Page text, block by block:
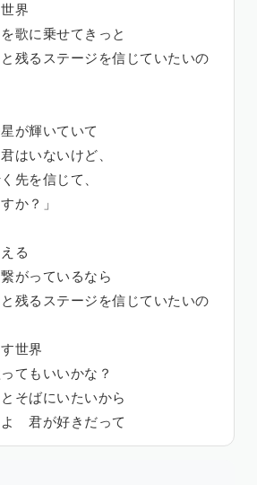
界
歌に乗せてきっと
残るステージを信じていたいの
が輝いていて
はいないけど、
先を信じて、
か？」
る
がっているなら
残るステージを信じていたいの
世界
てもいいかな？
そばにいたいから
よ 君が好きだって